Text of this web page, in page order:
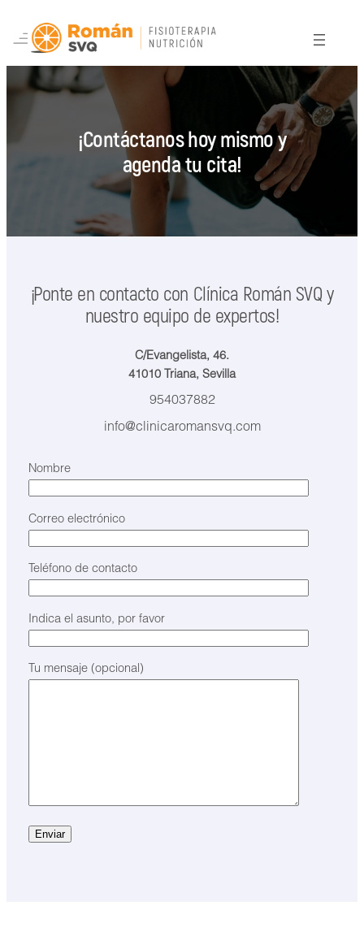
contenido
¡Contáctanos hoy mismo y
agenda tu cita!
¡Ponte en contacto con Clínica Román SVQ y
nuestro equipo de expertos!
C/Evangelista, 46.
41010 Triana, Sevilla
954037882
info@clinicaromansvq.com
Nombre
Correo electrónico
Teléfono de contacto
Indica el asunto, por favor
Tu mensaje (opcional)